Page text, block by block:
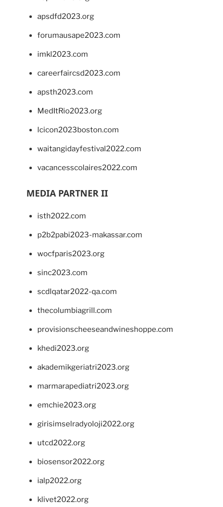
apsdfd2023.org
forumausape2023.com
imkl2023.com
careerfaircsd2023.com
apsth2023.com
MedItRio2023.org
lcicon2023boston.com
waitangidayfestival2022.com
vacancesscolaires2022.com
MEDIA PARTNER II
isth2022.com
p2b2pabi2023-makassar.com
wocfparis2023.org
sinc2023.com
scdlqatar2022-qa.com
thecolumbiagrill.com
provisionscheeseandwineshoppe.com
khedi2023.org
akademikgeriatri2023.org
marmarapediatri2023.org
emchie2023.org
girisimselradyoloji2022.org
utcd2022.org
biosensor2022.org
ialp2022.org
klivet2022.org